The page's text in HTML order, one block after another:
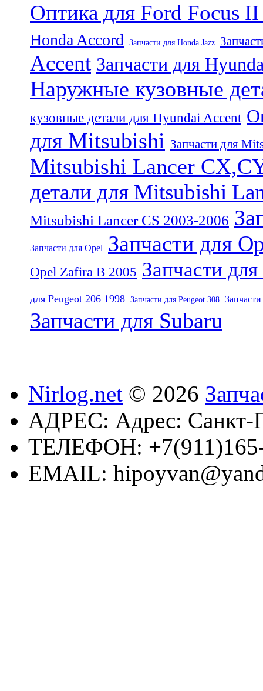
Оптика для Ford Focus
Honda Accord Запчасти для Honda Jazz
Accent Запчасти для
Наружные кузовные
кузовные детали для Hyundai Accent
для Mitsubishi Запчасти для
Mitsubishi Lancer
детали для Mitsubishi
Mitsubishi Lancer CS 2003-2006
Запчасти для Opel Запчасти для
Opel Zafira B 2005 Запчасти
для Peugeot 206 1998 Запчасти для Peugeot 308
Запчасти для Subaru
Nirlog.net © 2026
АДРЕС: Адрес: Санкт-
ТЕЛЕФОН:
EMAIL: